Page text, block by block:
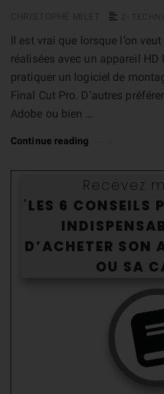
Il est vrai que lorsque l’on
réalisées avec un appareil HD
pratiquer un logiciel de
Final Cut Pro. D’autres
Adobe ou bien …
Continue reading
Recevez
"LES 6 CONSEILS
D’ACHETER SON
OU SA